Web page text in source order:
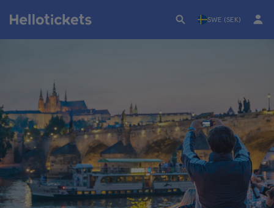
SWE (SEK)